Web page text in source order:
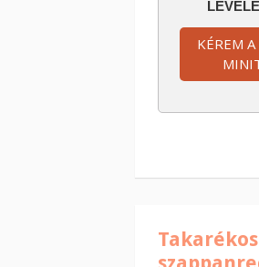
KÉREM
Takarékos